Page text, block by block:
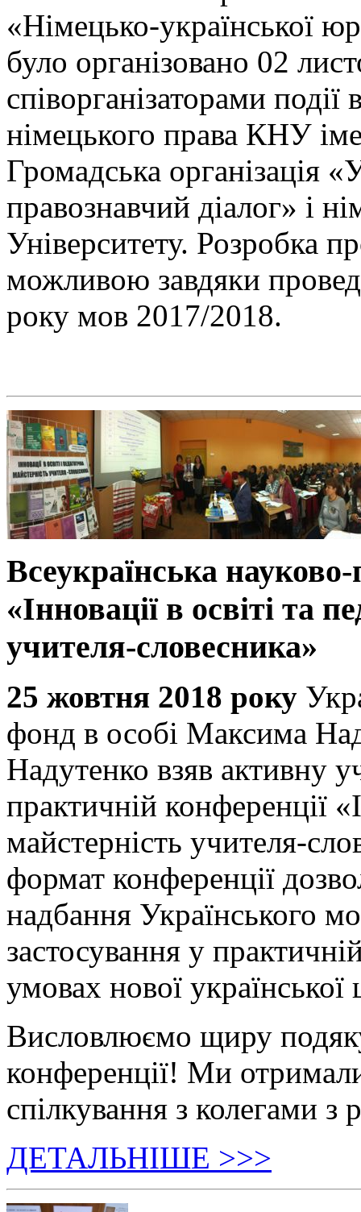
«Німецько-української
було організовано 02
співорганізаторами
німецького права КНУ
Громадська організація
правознавчий діалог» і
Університету. Розробка
можливою завдяки
року мов 2017/2018.
Всеукраїнська
«Інновації в освіті та
учителя-словесника»
25 жовтня 2018 року
фонд в особі Максима
Надутенко взяв активну
практичній конференції
майстерність учителя-
формат конференції
надбання Українського
застосування у
умовах нової
Висловлюємо щиру
конференції! Ми
спілкування з колегами з
ДЕТАЛЬНІШЕ >>>